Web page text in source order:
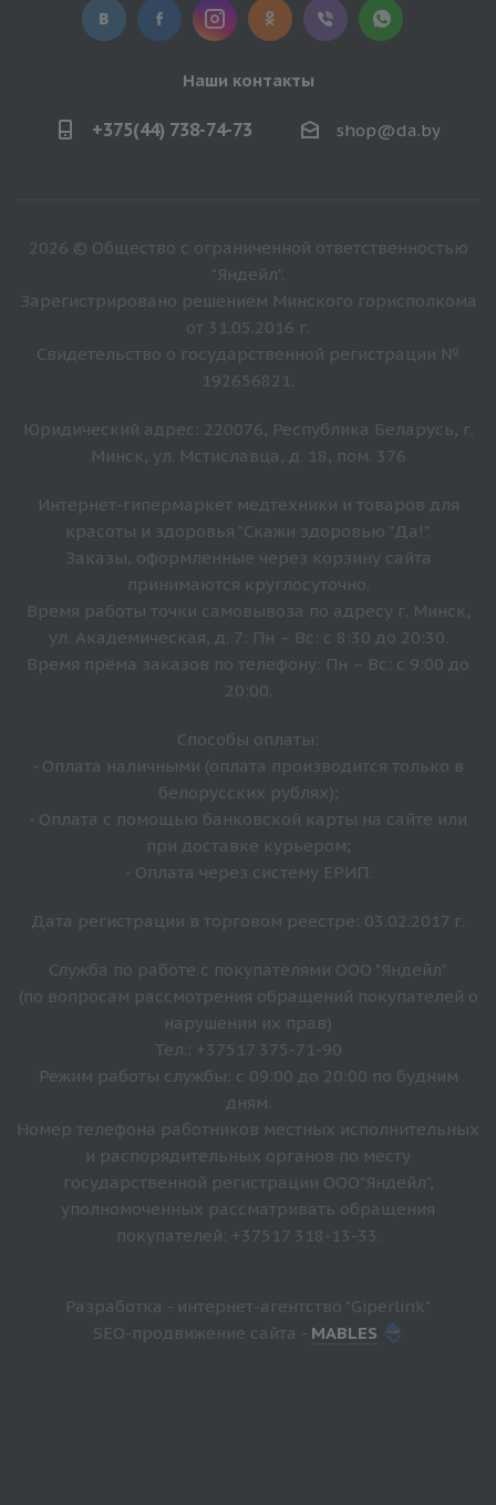
Наши контакты
+375(44) 738-74-73 shop@da.by
2026 © Общество с ограниченной ответственностью
"Яндейл".
Зарегистрировано решением Минского горисполкома
от 31.05.2016 г.
Свидетельство о государственной регистрации №
192656821.
Юридический адрес: 220076, Республика Беларусь, г.
Минск, ул. Мстиславца, д. 18, пом. 376
Интернет-гипермаркет медтехники и товаров для
красоты и здоровья "Скажи здоровью "Да!".
Заказы, оформленные через корзину сайта
принимаются круглосуточно.
Время работы точки самовывоза по адресу г. Минск,
ул. Академическая, д. 7: Пн – Вс: с 8:30 до 20:30.
Время прёма заказов по телефону: Пн – Вс: с 9:00 до
20:00.
Способы оплаты:
- Оплата наличными (оплата производится только в
белорусских рублях);
- Оплата с помощью банковской карты на сайте или
при доставке курьером;
- Оплата через систему ЕРИП.
Дата регистрации в торговом реестре: 03.02.2017 г.
Служба по работе с покупателями ООО "Яндейл"
(по вопросам рассмотрения обращений покупателей о
нарушении их прав)
Тел.: +37517 375-71-90
Режим работы службы: с 09:00 до 20:00 по будним
дням.
Номер телефона работников местных исполнительных
и распорядительных органов по месту
государственной регистрации ООО"Яндейл",
уполномоченных рассматривать обращения
покупателей: +37517 318-13-33.
Разработка - интернет-агентство "Giperlink"
SEO-продвижение сайта - MABLES